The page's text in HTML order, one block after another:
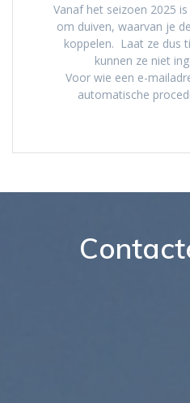
Vanaf het seizoen 2025
om duiven, waarvan je
koppelen. Laat ze dus
kunnen ze niet
Voor wie een e-
automatische